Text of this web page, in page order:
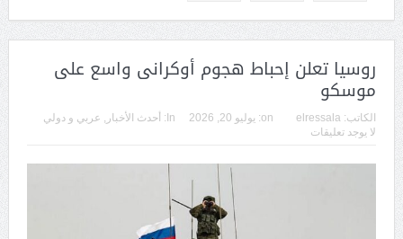
روسيا تعلن إحباط هجوم أوكرانى واسع على
موسكو
الكاتب: elressala
on: يوليو 20, 2026 In: أحدث الأخبار , عربي و دولي
لا يوجد تعليقات